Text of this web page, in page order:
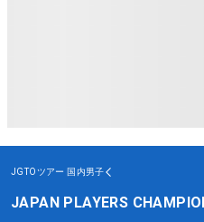
JGTOツアー 国内男子
JAPAN PLAYERS